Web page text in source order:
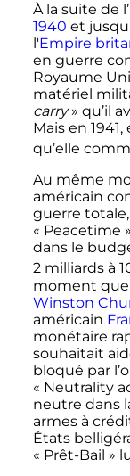
À la suite de
1940 et
l'Empire
en guerre
Royaume
matériel
carry » qu’il
Mais en
qu’elle
Au même
américain
guerre
« Peacetime
dans le
2 milliards à
moment
Winston
américain
monétaire
souhaitait
bloqué par
« Neutrality
neutre dans
armes à
États
« Prêt-Bail »